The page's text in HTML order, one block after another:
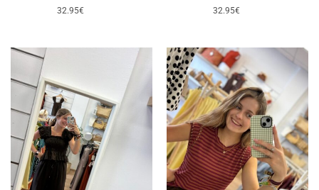
32.95€
32.95€